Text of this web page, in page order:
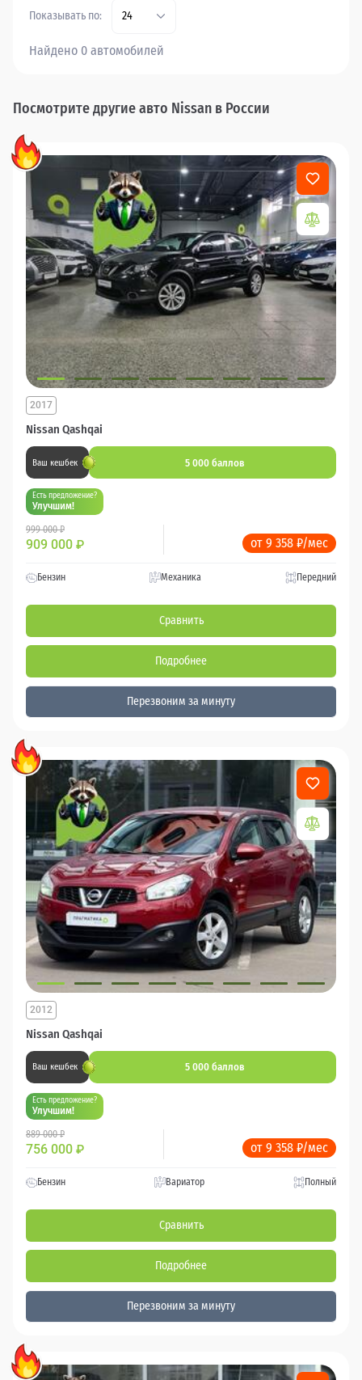
Показывать по: 24
Найдено 0 автомобилей
Посмотрите другие авто Nissan в России
Nissan Qashqai
2017
Ваш кешбек 5 000 баллов
Есть предложение?
Улучшим!
999 000 ₽
909 000 ₽ от 9 358 ₽/мес
Бензин Механика Передний
Сравнить
Подробнее
Перезвоним за минуту
Nissan Qashqai
2012
Ваш кешбек 5 000 баллов
Есть предложение?
Улучшим!
889 000 ₽
756 000 ₽ от 9 358 ₽/мес
Бензин Вариатор Полный
Сравнить
Подробнее
Перезвоним за минуту